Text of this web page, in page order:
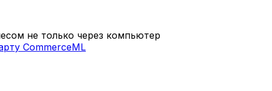
не только через компьютер